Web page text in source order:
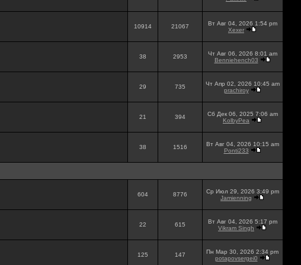
10914 21067
Вт Авг 04, 2026 1:54 pm
Xexer
38 2953
Чт Авг 06, 2026 8:01 am
Benniehench03
29 735
Чт Апр 02, 2026 10:45 am
prachiroy
21 394
Сб Дек 06, 2025 7:06 am
KolbyPea
38 1516
Вт Авг 04, 2026 10:15 am
Ponti233
604 8776
Ср Июл 29, 2026 3:49 pm
Jamienning
22 615
Вт Авг 04, 2026 5:17 pm
Vikram Singh
125 147
Пн Мар 30, 2026 2:34 pm
potapovsergei0